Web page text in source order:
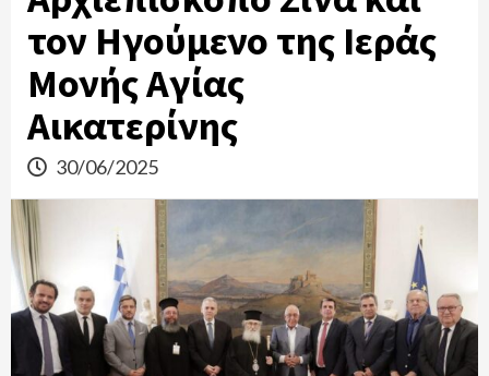
τον Ηγούμενο της Ιεράς
Μονής Αγίας
Αικατερίνης
30/06/2025